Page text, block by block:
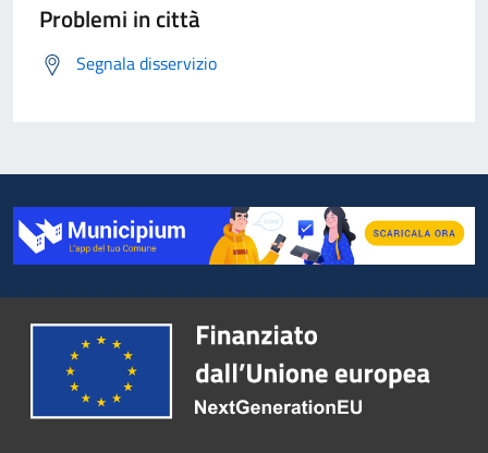
Problemi in città
Segnala disservizio